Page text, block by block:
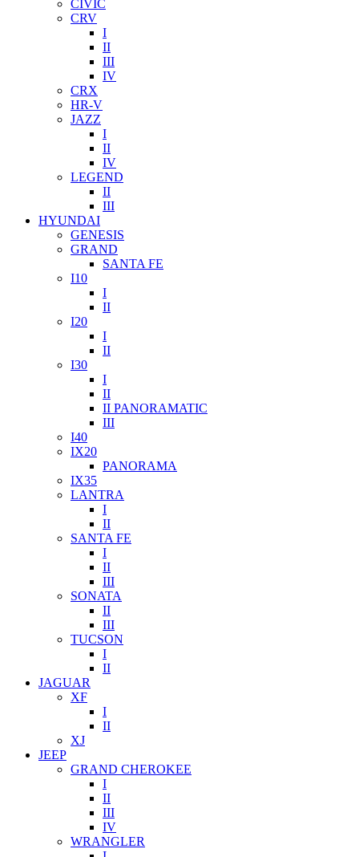
CIVIC
CRV
I
II
III
IV
CRX
HR-V
JAZZ
I
II
IV
LEGEND
II
III
HYUNDAI
GENESIS
GRAND
SANTA FE
I10
I
II
I20
I
II
I30
I
II
II PANORAMATIC
III
I40
IX20
PANORAMA
IX35
LANTRA
I
II
SANTA FE
I
II
III
SONATA
II
III
TUCSON
I
II
JAGUAR
XF
I
II
XJ
JEEP
GRAND CHEROKEE
I
II
III
IV
WRANGLER